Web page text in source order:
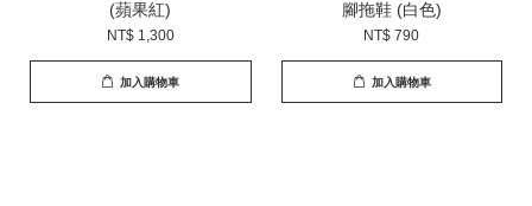
(蘋果紅)
NT$ 1,300
加入購物車
腳拖鞋 (白色)
NT$ 790
加入購物車